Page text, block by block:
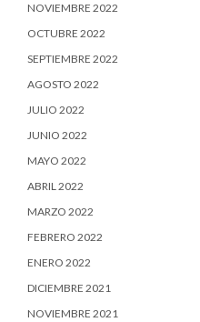
NOVIEMBRE 2022
OCTUBRE 2022
SEPTIEMBRE 2022
AGOSTO 2022
JULIO 2022
JUNIO 2022
MAYO 2022
ABRIL 2022
MARZO 2022
FEBRERO 2022
ENERO 2022
DICIEMBRE 2021
NOVIEMBRE 2021